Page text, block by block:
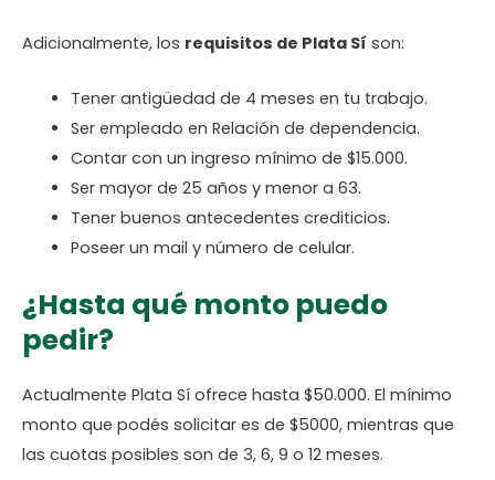
Adicionalmente, los requisitos de Plata Sí son:
Tener antigüedad de 4 meses en tu trabajo.
Ser empleado en Relación de dependencia.
Contar con un ingreso mínimo de $15.000.
Ser mayor de 25 años y menor a 63.
Tener buenos antecedentes crediticios.
Poseer un mail y número de celular.
¿Hasta qué monto puedo
pedir?
Actualmente Plata Sí ofrece hasta $50.000. El mínimo
monto que podés solicitar es de $5000, mientras que
las cuotas posibles son de 3, 6, 9 o 12 meses.